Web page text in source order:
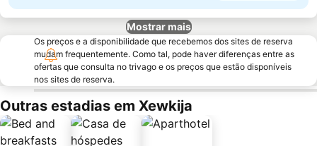
Mostrar mais
Os preços e a disponibilidade que recebemos dos sites de reserva
mudam frequentemente. Como tal, pode haver diferenças entre as
ofertas que consulta no trivago e os preços que estão disponíveis
nos sites de reserva.
Outras estadias em Xewkija